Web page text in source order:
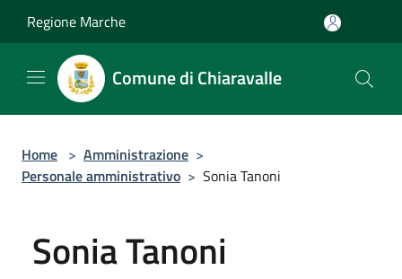
Regione Marche
Comune di Chiaravalle
Home > Amministrazione >
Personale amministrativo > Sonia Tanoni
Sonia Tanoni